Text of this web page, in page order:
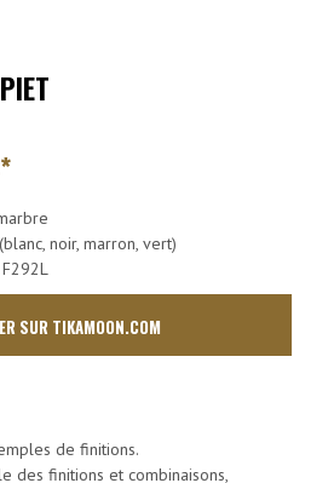
noir, marron, vert)
SUR TIKAMOON.COM
de finitions.
des finitions et combinaisons,